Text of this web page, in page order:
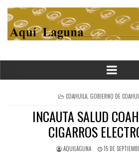
POSTED
IN
COAHUILA GOBIERNO DE
INCAUTA SALUD
CIGARROS
AQUILAGUNA 15 DE